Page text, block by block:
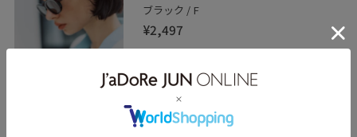
ブラック / F
¥2,497
少し細めのスリムなフレームがトレンドラ
イクでかわいい！
意外と顔馴染みが良くナチュラルにかけら
れました。